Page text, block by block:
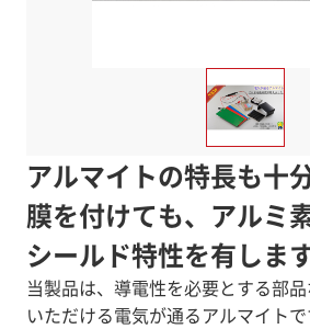
アルマイトの特長も十
膜を付けても、アルミ
シールド特性を有しま
当製品は、導電性を必要とする部
いただける電気が通るアルマイトで